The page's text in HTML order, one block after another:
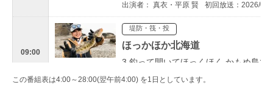
出演者： 真衣・平原 賢 初回放送：2026/05/
09:00
堤防・筏・投
ほっかほか北海道
3 釣って開いてほっくほく かもめ島で
出演者： NORICO 初回放送：2022/07/04
この番組表は4:00～28:00(翌午前4:00) を1日としています。